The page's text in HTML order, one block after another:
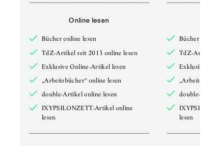
Online lesen
Bücher online lesen
TdZ-Artikel seit 2013 online lesen
Exklusive Online-Artikel lesen
„Arbeitsbücher“ online lesen
double-Artikel online lesen
IXYPSILONZETT-Artikel online
lesen
Bücher online
TdZ-Artikel
Exklusive
double-
lesen